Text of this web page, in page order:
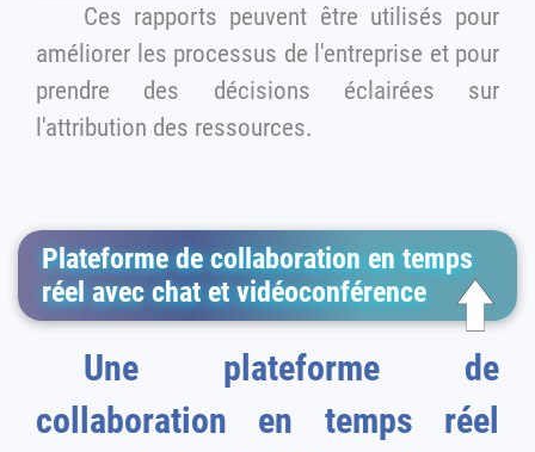
Ces rapports peuvent être utilisés pour
améliorer les processus de l'entreprise et pour
prendre des décisions éclairées sur
l'attribution des ressources.
Plateforme de collaboration en temps
réel avec chat et vidéoconférence
Une plateforme de
collaboration en temps réel